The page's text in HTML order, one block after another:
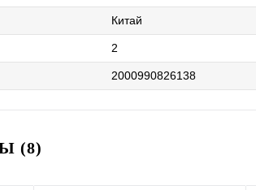
Китай
2
2000990826138
(8)